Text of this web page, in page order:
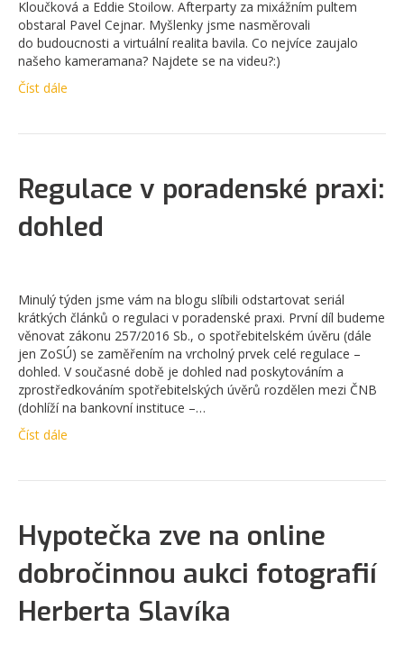
Kloučková a Eddie Stoilow. Afterparty za mixážním pultem
obstaral Pavel Cejnar. Myšlenky jsme nasměrovali
do budoucnosti a virtuální realita bavila. Co nejvíce zaujalo
našeho kameramana? Najdete se na videu?:)
Číst dále
Regulace v poradenské praxi:
dohled
Minulý týden jsme vám na blogu slíbili odstartovat seriál
krátkých článků o regulaci v poradenské praxi. První díl budeme
věnovat zákonu 257/2016 Sb., o spotřebitelském úvěru (dále
jen ZoSÚ) se zaměřením na vrcholný prvek celé regulace –
dohled. V současné době je dohled nad poskytováním a
zprostředkováním spotřebitelských úvěrů rozdělen mezi ČNB
(dohlíží na bankovní instituce –…
Číst dále
Hypotečka zve na online
dobročinnou aukci fotografií
Herberta Slavíka